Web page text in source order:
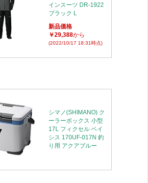
インスーツ DR-1922
ブラック L
新品価格
￥29,388から
(2022/10/17 18:31時点)
シマノ(SHIMANO) ク
ーラーボックス 小型
17L フィクセル ベイ
シス 170UF-017N 釣
り用 アクアブルー